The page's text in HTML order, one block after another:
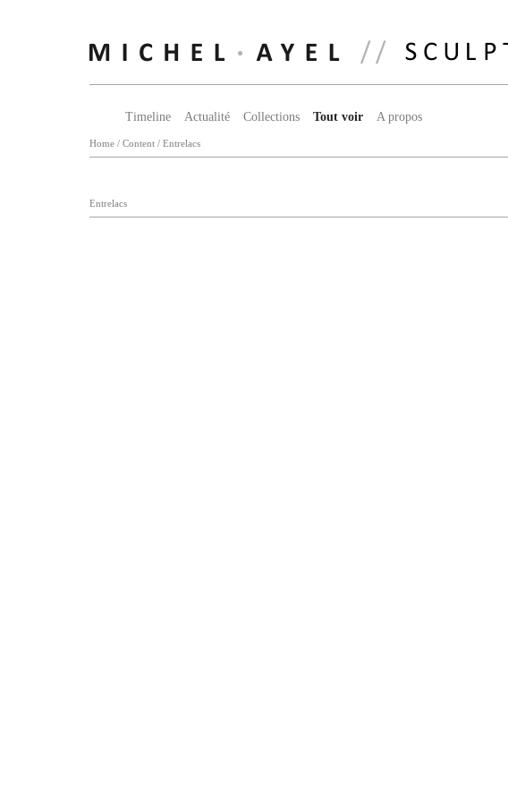
Timeline Actualité Collections Tout voir A propos
Home/ Content/ Entrelacs
Entrelacs